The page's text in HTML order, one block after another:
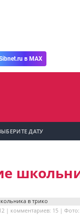
в MAX
ДАТУ
| комментариев: 15 |